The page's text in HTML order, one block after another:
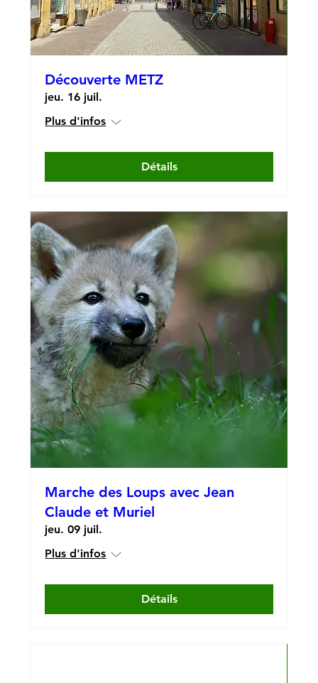
Découverte METZ
jeu. 16 juil.
Plus d'infos
Détails
Marche des Loups avec Jean
Claude et Muriel
jeu. 09 juil.
Plus d'infos
Détails